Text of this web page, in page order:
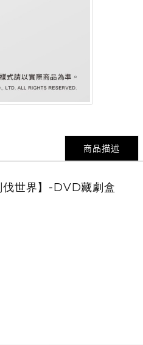
商品描述
伐世界】-DVD藏劇盒